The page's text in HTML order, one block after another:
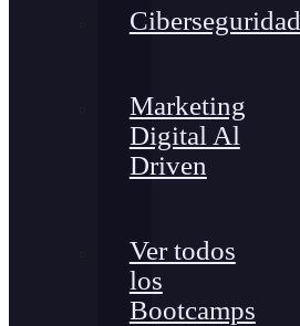
Ciberseguridad
Marketing
Digital Al
Driven
Ver todos
los
Bootcamps